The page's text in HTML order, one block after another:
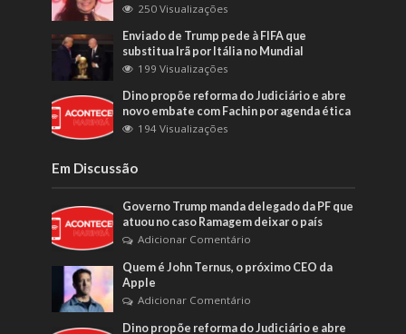
250 Visualizações
Enviado de Trump pede à FIFA que
substitua Irã por Itália no Mundial
199 Visualizações
Dino propõe reforma do Judiciário e abre
novo embate com Fachin por agenda ética
194 Visualizações
Em Discussão
Governo Trump manda delegado da PF que
atuou no caso Ramagem deixar o país
Adicionar Comentário
Quem é John Ternus, o próximo CEO da
Apple
Adicionar Comentário
Dino propõe reforma do Judiciário e abre